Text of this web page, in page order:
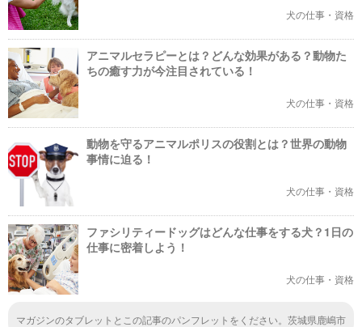
犬の仕事・資格
アニマルセラピーとは？どんな効果がある？動物た
ちの癒す力が今注目されている！
犬の仕事・資格
動物を守るアニマルポリスの役割とは？世界の動物
事情に迫る！
犬の仕事・資格
ファシリティードッグはどんな仕事をする犬？1日の
仕事に密着しよう！
犬の仕事・資格
マガジンのタブレットとこの記事のパンフレットをください。茨城県鹿嶋市